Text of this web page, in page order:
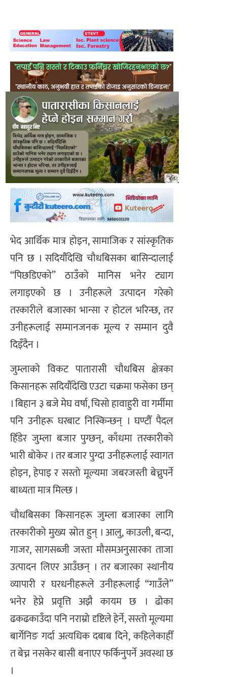
भेद आर्थिक मात्र होइन, सामाजिक र सांस्कृतिक
पनि छ । सदियौँदेखि चौधबिसका बासिन्दालाई
“पिछडिएको” ठाउँको मानिस भनेर ट्याग
लगाइएको छ । उनीहरूले उत्पादन गरेको
तरकारीले बजारका भान्सा र होटल भरिन्छ, तर
उनीहरूलाई सम्मानजनक मूल्य र सम्मान दुवै
दिइँदैन ।
जुम्लाको विकट पातारासी चौधबिस क्षेत्रका
किसानहरू सदियौँदेखि एउटा चक्रमा फसेका छन्
। बिहान ३ बजे मेघ वर्षा, चिसो हावाहुरी वा गर्मीमा
पनि उनीहरू घरबाट निस्किन्छन् । घण्टौँ पैदल
हिँडेर जुम्ला बजार पुग्छन्, काँधमा तरकारीको
भारी बोकेर । तर बजार पुग्दा उनीहरूलाई स्वागत
होइन, हेपाइ र सस्तो मूल्यमा जबरजस्ती बेच्नुपर्ने
बाध्यता मात्र मिल्छ ।
चौधबिसका किसानहरू जुम्ला बजारका लागि
तरकारीको मुख्य स्रोत हुन् । आलु, काउली, बन्दा,
गाजर, सागसब्जी जस्ता मौसमअनुसारका ताजा
उत्पादन लिएर आउँछन् । तर बजारका स्थानीय
व्यापारी र घरधनीहरूले उनीहरूलाई “गाउँले”
भनेर हेप्ने प्रवृत्ति अझै कायम छ । ढोका
ढकढकाउँदा पनि नराम्रो दृष्टिले हेर्ने, सस्तो मूल्यमा
बार्गेनिङ गर्दा अत्यधिक दबाब दिने, कहिलेकाहीँ
त बेच्न नसकेर बासी बनाएर फर्किनुपर्ने अवस्था छ
।